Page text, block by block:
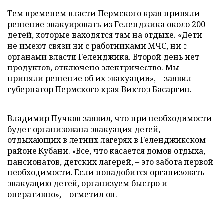
Тем временем власти Пермского края приняли
решение эвакуировать из Геленджика около 200
детей, которые находятся там на отдыхе. «Дети
не имеют связи ни с работниками МЧС, ни с
органами власти Геленджика. Второй день нет
продуктов, отключено электричество. Мы
приняли решение об их эвакуации»,– заявил
губернатор Пермского края Виктор Басаргин.
Владимир Пучков заявил, что при необходимости
будет организована эвакуация детей,
отдыхающих в летних лагерях в Геленджикском
районе Кубани. «Все, что касается домов отдыха,
пансионатов, детских лагерей,– это забота первой
необходимости. Если понадобится организовать
эвакуацию детей, организуем быстро и
оперативно»,– отметил он.